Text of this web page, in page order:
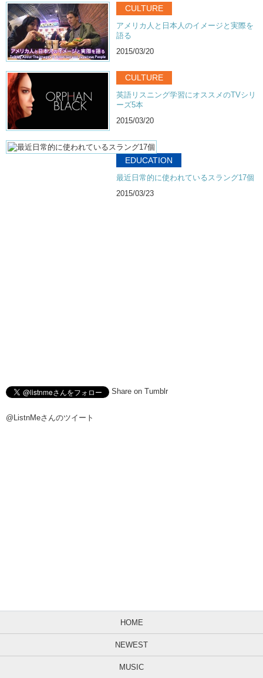
CULTURE
アメリカ人と日本人のイメージと実際を
語る
2015/03/20
CULTURE
英語リスニング学習にオススメのTVシリ
ーズ5本
2015/03/20
EDUCATION
最近日常的に使われているスラング17個
2015/03/23
Share on Tumblr
@ListnMeさんのツイート
HOME
NEWEST
MUSIC